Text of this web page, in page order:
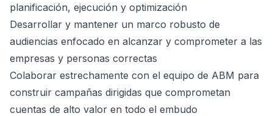
planificación, ejecución y optimización
Desarrollar y mantener un marco robusto de
audiencias enfocado en alcanzar y comprometer a las
empresas y personas correctas
Colaborar estrechamente con el equipo de ABM para
construir campañas dirigidas que comprometan
cuentas de alto valor en todo el embudo